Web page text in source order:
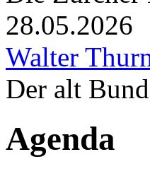
28.05.2026
Walter
Der alt
Agenda